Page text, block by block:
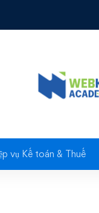
vụ Kế toán & Thuế
cấp nhất của MISA